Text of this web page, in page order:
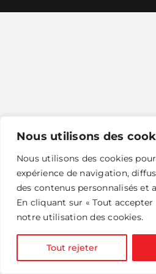
Nous utilisons des
Nous utilisons des cookies
expérience de navigation,
des contenus personnalisés et
En cliquant sur « Tout accepter
notre utilisation des cookies.
Tout rejeter